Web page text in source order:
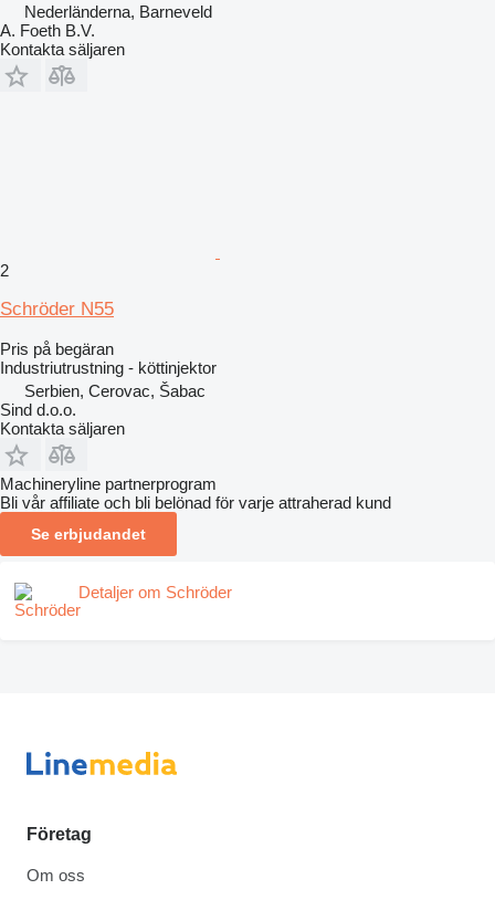
Nederländerna, Barneveld
A. Foeth B.V.
Kontakta säljaren
2
Schröder N55
Pris på begäran
Industriutrustning - köttinjektor
Serbien, Cerovac, Šabac
Sind d.o.o.
Kontakta säljaren
Machineryline partnerprogram
Bli vår affiliate och bli belönad för varje attraherad kund
Se erbjudandet
Detaljer om Schröder
Företag
Om oss